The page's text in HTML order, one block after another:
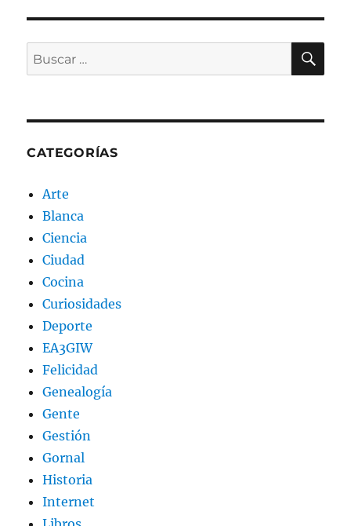
Buscar
por:
CATEGORÍAS
Arte
Blanca
Ciencia
Ciudad
Cocina
Curiosidades
Deporte
EA3GIW
Felicidad
Genealogía
Gente
Gestión
Gornal
Historia
Internet